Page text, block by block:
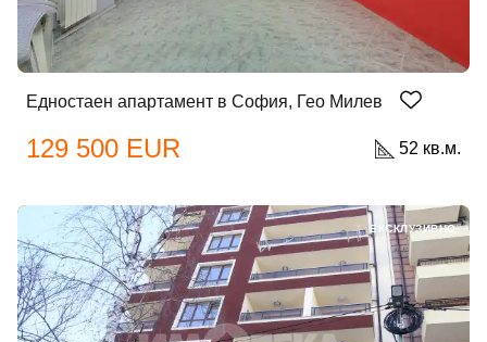
Едностаен апартамент в София, Гео Милев
129 500 EUR 52 кв.м.
ЕКСКЛУЗИВНО